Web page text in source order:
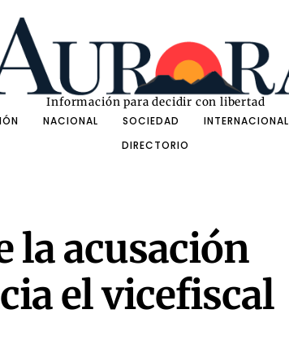
Información para decidir con libertad
NACIONAL SOCIEDAD INTERNACIONAL
DIRECTORIO
la acusación
el vicefiscal